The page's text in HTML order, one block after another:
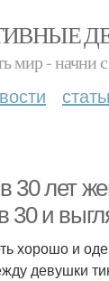
мир - начни
30 лет
30 и
и
девушки